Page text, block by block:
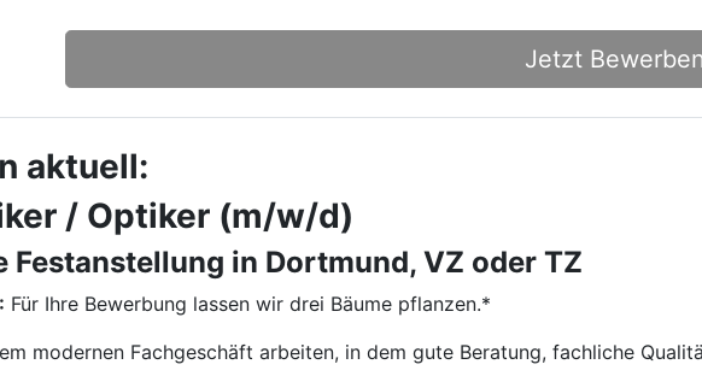
Jetzt Bewerben
aktuell:
/ Optiker (m/w/d)
Festanstellung in Dortmund, VZ oder TZ
Für Ihre Bewerbung lassen wir drei Bäume pflanzen.*
modernen Fachgeschäft arbeiten, in dem gute Beratung, fachliche